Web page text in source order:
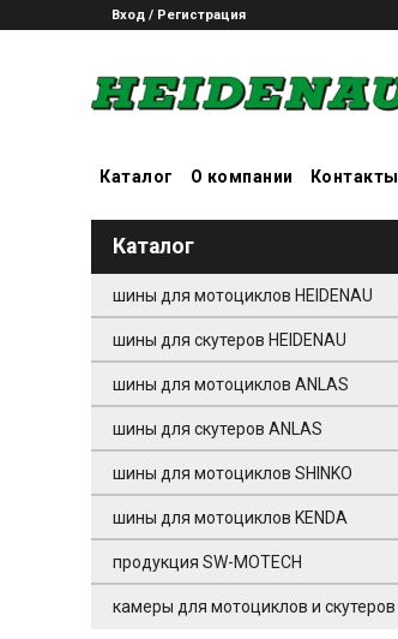
Вход / Регистрация
Каталог О компании Контакты
Каталог
шины для мотоциклов HEIDENAU
шины для скутеров HEIDENAU
шины для мотоциклов ANLAS
шины для скутеров ANLAS
шины для мотоциклов SHINKO
шины для мотоциклов KENDA
продукция SW-MOTECH
камеры для мотоциклов и скутеров